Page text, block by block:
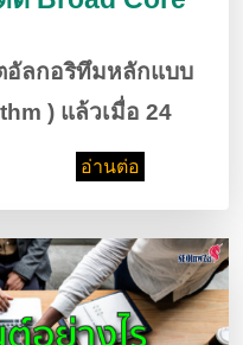
อัลกอริทึมหลักแบบ
) แล้วเมื่อ 24
อ่านต่อ